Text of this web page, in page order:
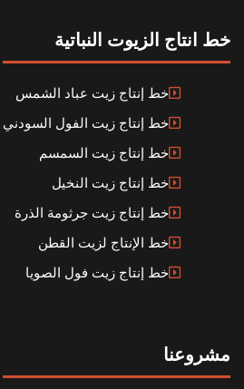
خط انتاج الزيوت النباتية
خط إنتاج زيت عباد الشمس
خط إنتاج زيت الفول السودني
خط إنتاج زيت السمسم
خط إنتاج زيت النخيل
خط إنتاج زيت جرثومة الذرة
خط الإنتاج لزيت القطن
خط إنتاج زيت فول الصويا
مشروعنا